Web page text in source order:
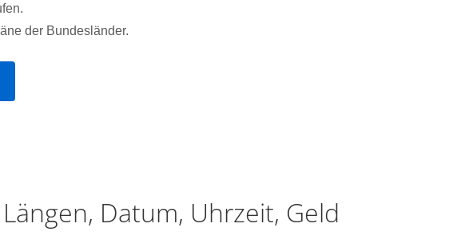
der Bundesländer.
Datum, Uhrzeit, Geld